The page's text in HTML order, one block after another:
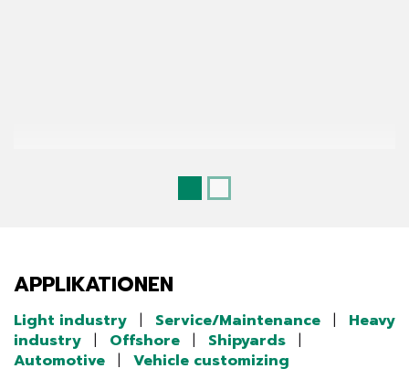
APPLIKATIONEN
Light industry Service/Maintenance
Heavy
industry
Offshore Shipyards
Automotive
Vehicle customizing